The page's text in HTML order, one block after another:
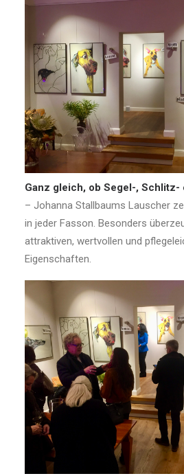
Ganz gleich, ob Segel-, Schlitz-
– Johanna Stallbaums Lauscher
in jeder Fasson. Besonders
attraktiven, wertvollen und
Eigenschaften.